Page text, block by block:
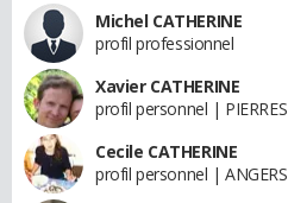
Michel CATHERINE
profil professionnel
Xavier CATHERINE
profil personnel | PIERRES
Cecile CATHERINE
profil personnel | ANGERS